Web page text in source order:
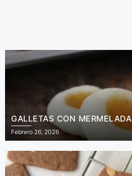
GALLETAS CON MERMELADA
Febrero 26, 2026